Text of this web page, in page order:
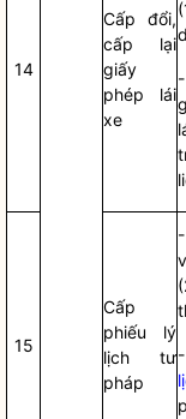
14
Cấp đổi,
cấp lại
giấy
phép lái
xe
15
Cấp
phiếu lý
lịch tư
pháp